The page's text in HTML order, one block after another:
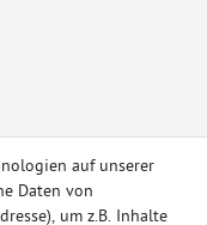
auf unserer
Daten von
um z.B. Inhalte